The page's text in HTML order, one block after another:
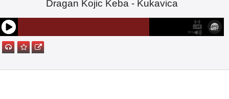
Dragan Kojic Keba - Kukavica
70%